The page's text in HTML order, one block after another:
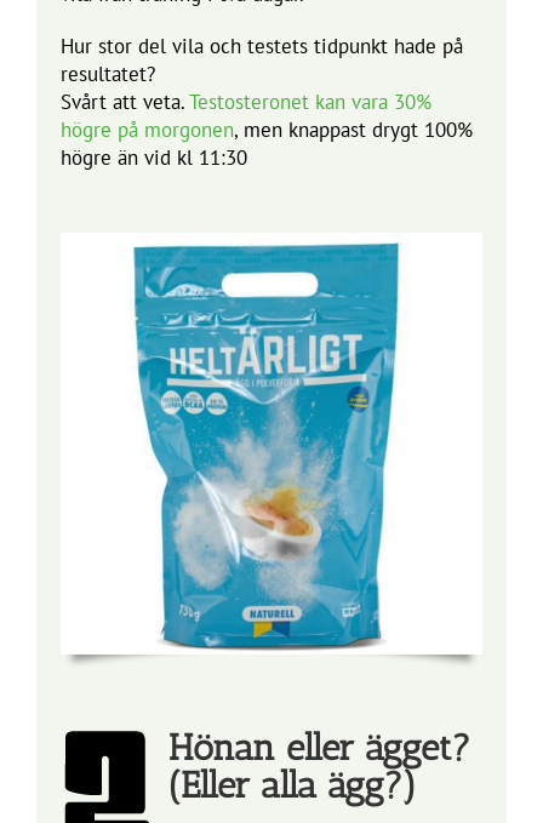
Hur stor del vila och testets tidpunkt hade på
resultatet?
Svårt att veta.Testosteronet kan vara 30%
högre på morgonen, men knappast drygt 100%
högre än vid kl 11:30
Hönan eller ägget?
(Eller alla ägg?)